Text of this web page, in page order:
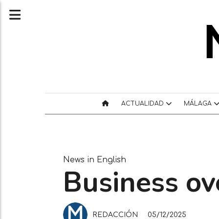
ACTUALIDAD MÁLAGA
Business
News in English
05/12/2025
REDACCIÓN